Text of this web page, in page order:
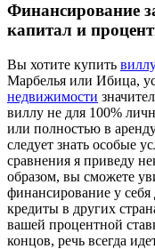
Финансирование
капитал и
Вы хотите купить
Марбелья или Ибица,
недвижимости
виллу не для 100%
или полностью в
следует знать особые
сравнения я приведу
образом, вы сможете
финансирование у себя
кредиты в других
вашей процентной
концов, речь всегда